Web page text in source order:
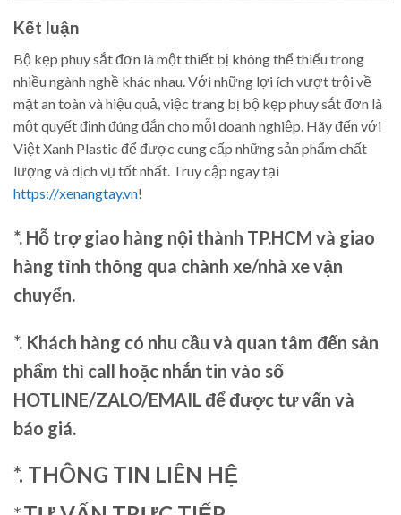
Kết luận
Bộ kẹp phuy sắt đơn là một thiết bị không thể thiếu trong
nhiều ngành nghề khác nhau. Với những lợi ích vượt trội về
mặt an toàn và hiệu quả, việc trang bị bộ kẹp phuy sắt đơn là
một quyết định đúng đắn cho mỗi doanh nghiệp. Hãy đến với
Việt Xanh Plastic để được cung cấp những sản phẩm chất
lượng và dịch vụ tốt nhất. Truy cập ngay tại
https://xenangtay.vn!
*. Hỗ trợ giao hàng nội thành TP.HCM và giao
hàng tỉnh thông qua chành xe/nhà xe vận
chuyển.
*. Khách hàng có nhu cầu và quan tâm đến sản
phẩm thì call hoặc nhắn tin vào số
HOTLINE/ZALO/EMAIL để được tư vấn và
báo giá.
*. THÔNG TIN LIÊN HỆ